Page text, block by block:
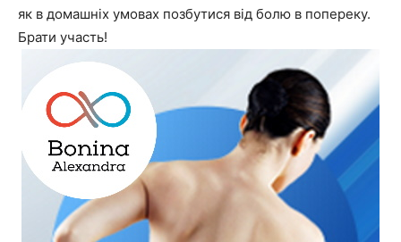
як в домашніх умовах позбутися від болю в попереку.
Брати участь!